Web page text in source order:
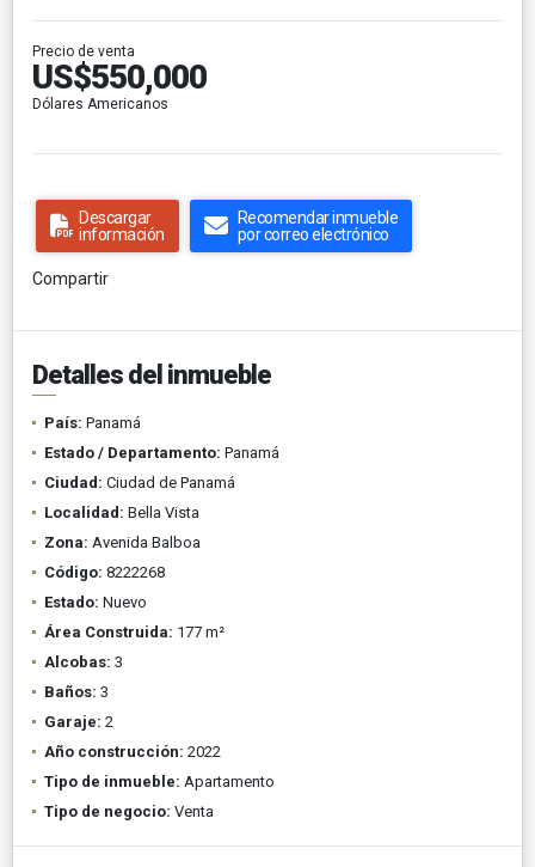
Precio de venta
US$550,000
Dólares Americanos
Descargar
información
Recomendar inmueble
por correo electrónico
Compartir
Detalles del inmueble
País: Panamá
Estado / Departamento: Panamá
Ciudad: Ciudad de Panamá
Localidad: Bella Vista
Zona: Avenida Balboa
Código: 8222268
Estado: Nuevo
Área Construida: 177 m²
Alcobas: 3
Baños: 3
Garaje: 2
Año construcción: 2022
Tipo de inmueble: Apartamento
Tipo de negocio: Venta